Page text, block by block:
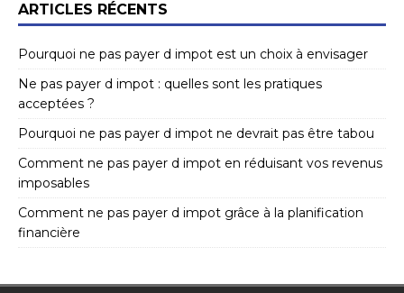
ARTICLES RÉCENTS
Pourquoi ne pas payer d impot est un choix à envisager
Ne pas payer d impot : quelles sont les pratiques
acceptées ?
Pourquoi ne pas payer d impot ne devrait pas être tabou
Comment ne pas payer d impot en réduisant vos revenus
imposables
Comment ne pas payer d impot grâce à la planification
financière